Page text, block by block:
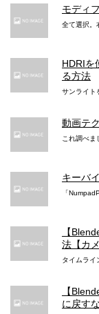
0p、30fps）ができる
クモード
最大4K 最大
ビデオのデュアル光
正（望遠、
ビデオのセンサーシ
映画レベルのビデオ
K、1080p、
3倍の光学ズ
2倍の光学ズー
モディ
全て選択。
HDRIを
る方法
サンライト
動画テ
これ調べま
キーバ
「
【
法【カ
タイムライ
【
に戻す